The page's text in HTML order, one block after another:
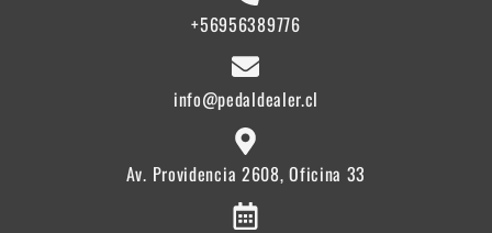
+56956389776
info@pedaldealer.cl
Av. Providencia 2608, Oficina 33